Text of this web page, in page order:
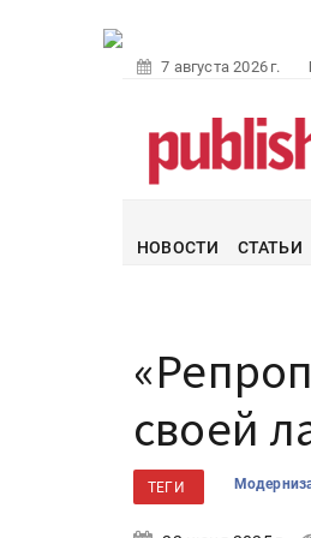
7 августа 2026 г.
НОВОСТИ СТАТЬИ
своей
ТЕГИ